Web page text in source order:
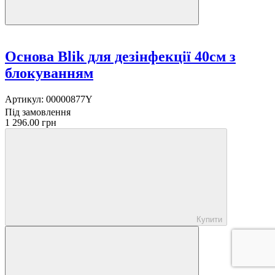
Основа Blik для дезінфекції 40см з
блокуванням
Артикул: 00000877Y
Під замовлення
1 296.00 грн
Купити